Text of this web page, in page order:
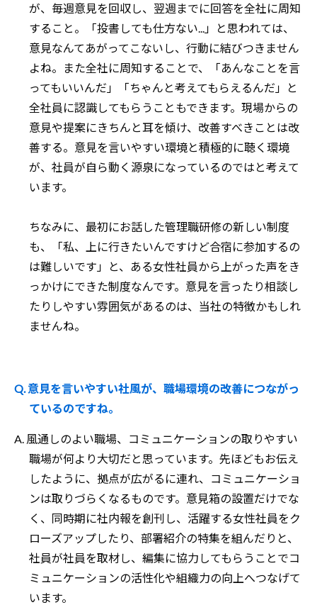
が、毎週意見を回収し、翌週までに回答を全社に周知
すること。「投書しても仕方ない...」と思われては、
意見なんてあがってこないし、行動に結びつきません
よね。また全社に周知することで、「あんなことを言
ってもいいんだ」「ちゃんと考えてもらえるんだ」と
全社員に認識してもらうこともできます。現場からの
意見や提案にきちんと耳を傾け、改善すべきことは改
善する。意見を言いやすい環境と積極的に聴く環境
が、社員が自ら動く源泉になっているのではと考えて
います。
ちなみに、最初にお話した管理職研修の新しい制度
も、「私、上に行きたいんですけど合宿に参加するの
は難しいです」と、ある女性社員から上がった声をき
っかけにできた制度なんです。意見を言ったり相談し
たりしやすい雰囲気があるのは、当社の特徴かもしれ
ませんね。
Q. 意見を言いやすい社風が、職場環境の改善につながっ
ているのですね。
A. 風通しのよい職場、コミュニケーションの取りやすい
職場が何より大切だと思っています。先ほどもお伝え
したように、拠点が広がるに連れ、コミュニケーショ
ンは取りづらくなるものです。意見箱の設置だけでな
く、同時期に社内報を創刊し、活躍する女性社員をク
ローズアップしたり、部署紹介の特集を組んだりと、
社員が社員を取材し、編集に協力してもらうことでコ
ミュニケーションの活性化や組織力の向上へつなげて
います。